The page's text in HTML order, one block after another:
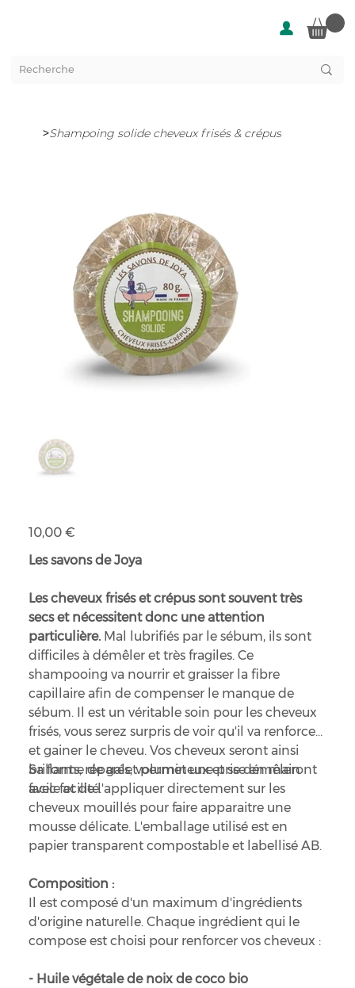
>Shampoing solide cheveux frisés & crépus
Prix
10,00 €
Les savons de Joya
Les cheveux frisés et crépus sont souvent très
secs et nécessitent donc une attention
particulière.Mal lubrifiés par le sébum, ils sont
difficiles à démêler et très fragiles. Ce
shampooing va nourrir et graisser la fibre
capillaire afin de compenser le manque de
sébum. Il est un véritable soin pour les cheveux
frisés, vous serez surpris de voir qu'il va renforcer
et gainer le cheveu. Vos cheveux seront ainsi
brillants, réparés, volumineux et se démêleront
avec facilité.
Sa forme de galet permet une prise en main
facile et de l'appliquer directement sur les
cheveux mouillés pour faire apparaitre une
mousse délicate. L'emballage utilisé est en
papier transparent compostable et labellisé AB.
Composition :
Il est composé d'un maximum d'ingrédients
d'origine naturelle. Chaque ingrédient qui le
compose est choisi pour renforcer vos cheveux :
- Huile végétale de noix de coco bio